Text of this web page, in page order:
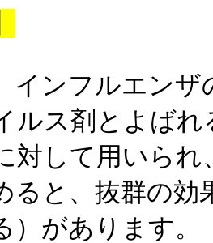
ンフルエンザ
ルス剤とよば
対して用いら
ると、抜群の効
）があります。